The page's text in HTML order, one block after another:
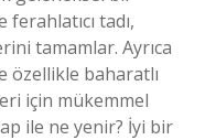
tadı,
tamamlar. Ayrıca
özellikle baharatlı
için mükemmel
ile ne yenir? İyi bir